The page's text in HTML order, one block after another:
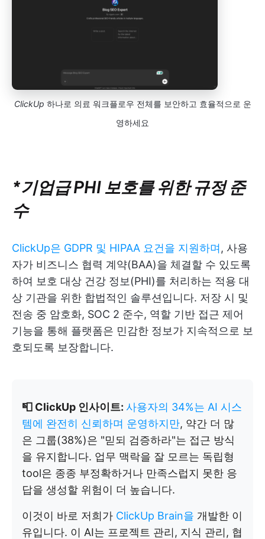
ClickUp 하나로 의료 워크플로우 전체를 보안하고 효율적으로 운
영하세요
*기업급 PHI 보호를 위한 규정 준
수
ClickUp은 GDPR 및 HIPAA 요건을 지원하며, 사용
자가 비즈니스 협력 계약(BAA)을 체결할 수 있도록
하여 보호 대상 건강 정보(PHI)를 처리하는 적용 대
상 기관을 위한 합법적인 솔루션입니다. 저장 시 및
전송 중 암호화, SOC 2 준수, 역할 기반 접근 제어
기능을 통해 플랫폼은 민감한 정보가 지속적으로 보
호되도록 보장합니다.
📮 ClickUp 인사이트: 사용자의 34%는 AI 시스
템에 완전히 신뢰하며 운영하지만, 약간 더 많
은 그룹(38%)은 "믿되 검증하라"는 접근 방식
을 유지합니다. 업무 맥락을 잘 모르는 독립형
tool은 종종 부정확하거나 만족스럽지 못한 응
답을 생성할 위험이 더 높습니다.
이것이 바로 저희가 ClickUp Brain을 개발한 이
유입니다. 이 AI는 프로젝트 관리, 지식 관리, 협